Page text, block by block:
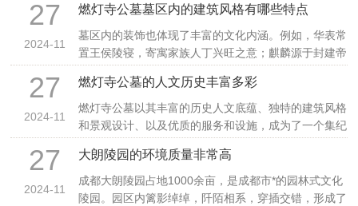
27
2024-11
燃灯寺公墓墓区内的建筑风格有哪些特点
墓区内的装饰也体现了丰富的文化内涵。例如，华表常
置王侯陵寝，寄寓家族人丁兴旺之意；麒麟源于封建帝
27
2024-11
燃灯寺公墓的人文历史丰富多彩
燃灯寺公墓以其丰富的历史人文底蕴、独特的建筑风格
和景观设计、以及优质的服务和设施，成为了一个集纪
27
2024-11
大朗陵园的环境质量非常高
成都大朗陵园占地1000余亩，是成都市*的园林式文化
陵园。园区内篱影绰绰，阡陌相系，穿插交错，形成了